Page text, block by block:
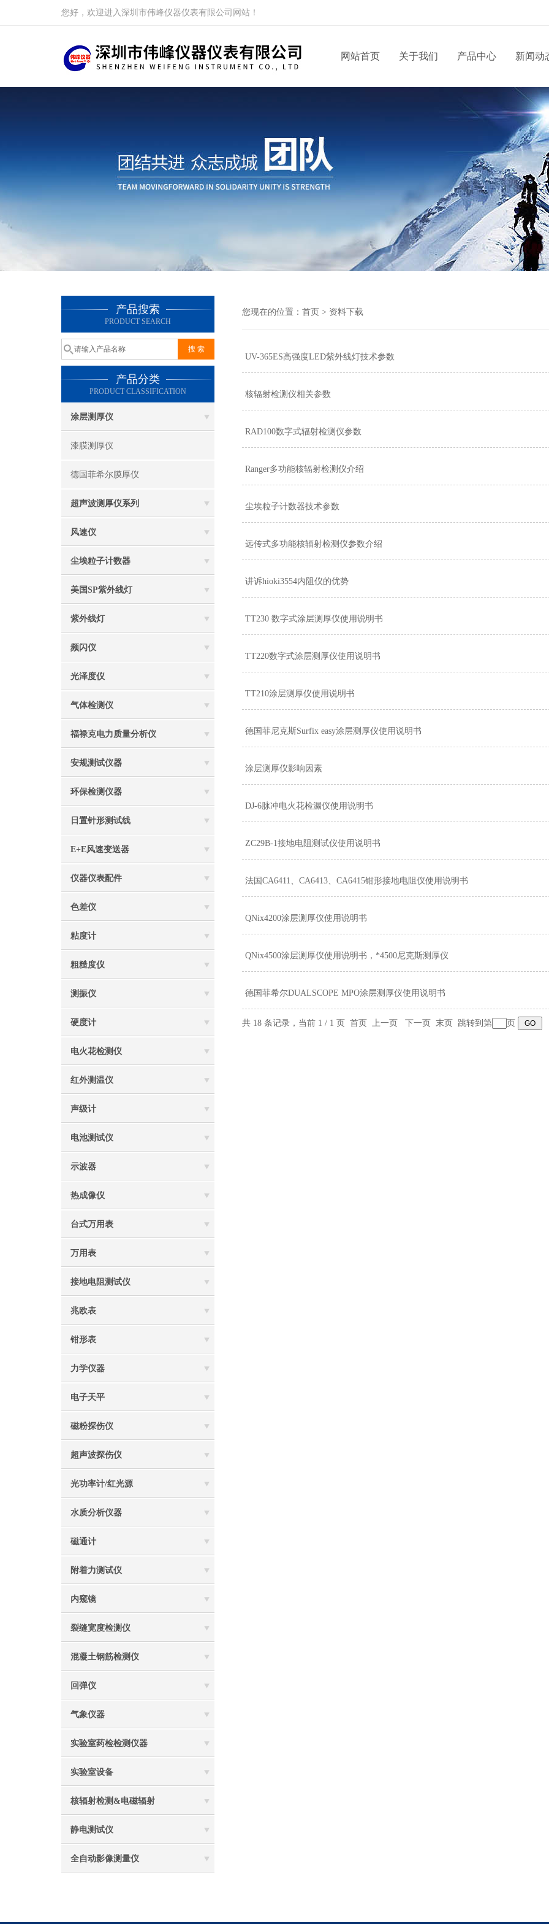
您好，欢迎进入深圳市伟峰仪器仪表有限公司网站！
网站首页 关于我们 产品中心 新闻动
产品搜索
PRODUCT SEARCH
产品分类
PRODUCT CLASSIFICATION
涂层测厚仪
漆膜测厚仪
德国菲希尔膜厚仪
超声波测厚仪系列
风速仪
尘埃粒子计数器
美国SP紫外线灯
紫外线灯
频闪仪
光泽度仪
气体检测仪
福禄克电力质量分析仪
安规测试仪器
环保检测仪器
日置针形测试线
E+E风速变送器
仪器仪表配件
色差仪
粘度计
粗糙度仪
测振仪
硬度计
电火花检测仪
红外测温仪
声级计
电池测试仪
示波器
热成像仪
台式万用表
万用表
接地电阻测试仪
兆欧表
钳形表
力学仪器
电子天平
磁粉探伤仪
超声波探伤仪
光功率计/红光源
水质分析仪器
磁通计
附着力测试仪
内窥镜
裂缝宽度检测仪
混凝土钢筋检测仪
回弹仪
气象仪器
实验室药检检测仪器
实验室设备
核辐射检测&电磁辐射
静电测试仪
全自动影像测量仪
您现在的位置： 首页 > 资料下载
UV-365ES高强度LED紫外线灯技术参数
核辐射检测仪相关参数
RAD100数字式辐射检测仪参数
Ranger多功能核辐射检测仪介绍
尘埃粒子计数器技术参数
远传式多功能核辐射检测仪参数介绍
讲诉hioki3554内阻仪的优势
TT230 数字式涂层测厚仪使用说明书
TT220数字式涂层测厚仪使用说明书
TT210涂层测厚仪使用说明书
德国菲尼克斯Surfix easy涂层测厚仪使用说明书
涂层测厚仪影响因素
DJ-6脉冲电火花检漏仪使用说明书
ZC29B-1接地电阻测试仪使用说明书
法国CA6411、CA6413、CA6415钳形接地电阻仪使用说明书
QNix4200涂层测厚仪使用说明书
QNix4500涂层测厚仪使用说明书，*4500尼克斯测厚仪
德国菲希尔DUALSCOPE MPO涂层测厚仪使用说明书
共 18 条记录，当前 1 / 1 页 首页 上一页 下一页 末页 跳转到第 页